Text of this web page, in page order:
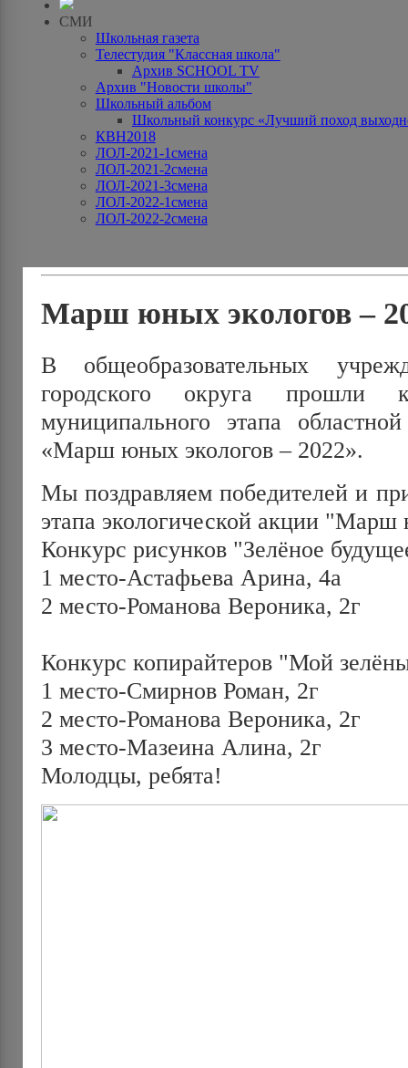
СМИ
Школьная газета
Телестудия "Классная школа"
Архив SCHOOL TV
Архив "Новости школы"
Школьный альбом
Школьный конкурс «Лучший поход
КВН2018
ЛОЛ-2021-1смена
ЛОЛ-2021-2смена
ЛОЛ-2021-3смена
ЛОЛ-2022-1смена
ЛОЛ-2022-2смена
Марш юных экологов –
В общеобразовательных
городского округа прошли
муниципального этапа
«Марш юных экологов – 2022».
Мы поздравляем победителей и
этапа экологической акции
Конкурс рисунков "Зелёное
1 место-Астафьева Арина, 4а
2 место-Романова Вероника, 2г
Конкурс копирайтеров "Мой
1 место-Смирнов Роман, 2г
2 место-Романова Вероника, 2г
3 место-Мазеина Алина, 2г
Молодцы, ребята!